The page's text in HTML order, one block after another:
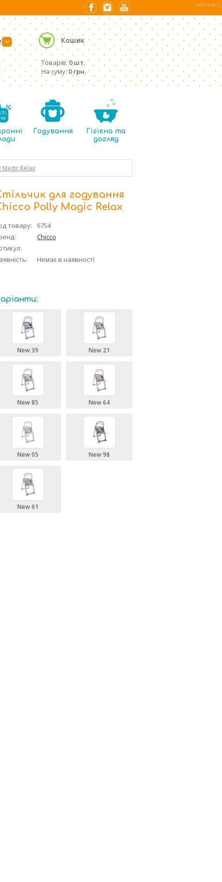
› Кошик
Товарів:0 шт.
На суму:0 грн.
Годування
Гігієна та
догляд
Magic Relax
для годування
Polly Magic Relax
товару:
6754
Chicco
Немає в наявності
New 39 New 21
New 85 New 64
New 05 New 98
New 61
0.02073216 (7)